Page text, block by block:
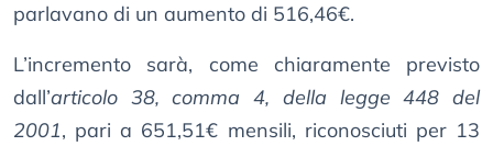
parlavano di un aumento di 516,46€.
L’incremento sarà, come chiaramente previsto
dall’articolo 38, comma 4, della legge 448 del
2001, pari a 651,51€ mensili, riconosciuti per 13